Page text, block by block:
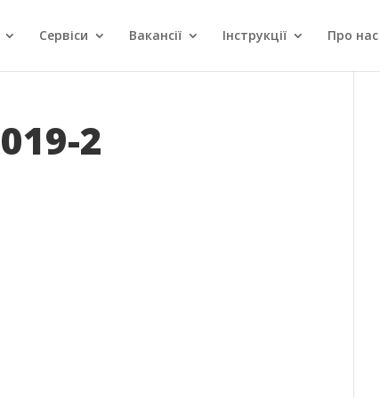
Сервіси Вакансії Інструкції Про нас
2